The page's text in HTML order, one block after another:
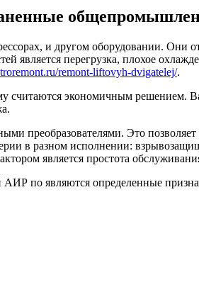
и другом оборудовании. Они
является перегрузка, плохое
remont-liftovyh-dvigatelej/.
считаются экономичным решением.
преобразователями. Это
в разном исполнении:
является простота
по являются определенные